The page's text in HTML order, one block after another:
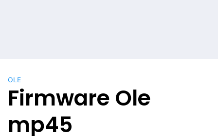
OLE
Firmware Ole
mp45